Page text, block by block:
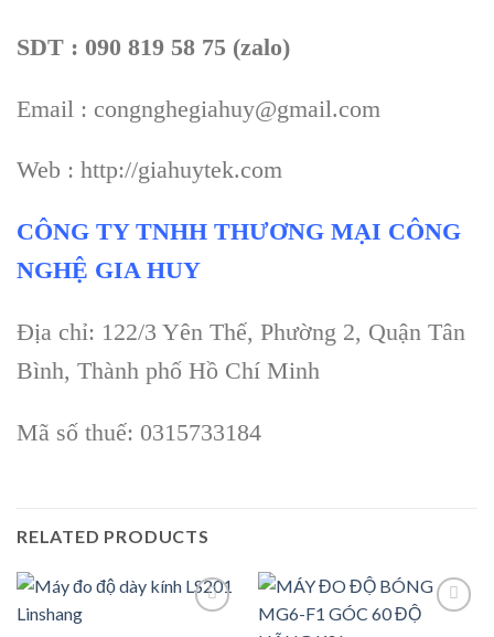
SDT : 090 819 58 75 (zalo)
Email : congnghegiahuy@gmail.com
Web : http://giahuytek.com
CÔNG TY TNHH THƯƠNG MẠI CÔNG
NGHỆ GIA HUY
Địa chỉ: 122/3 Yên Thế, Phường 2, Quận Tân
Bình, Thành phố Hồ Chí Minh
Mã số thuế: 0315733184
RELATED PRODUCTS